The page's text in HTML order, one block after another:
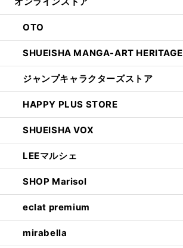
OTO
SHUEISHA MANGA-ART HERITAGE
ジャンプキャラクターズストア
HAPPY PLUS STORE
SHUEISHA VOX
LEEマルシェ
SHOP Marisol
eclat premium
mirabella